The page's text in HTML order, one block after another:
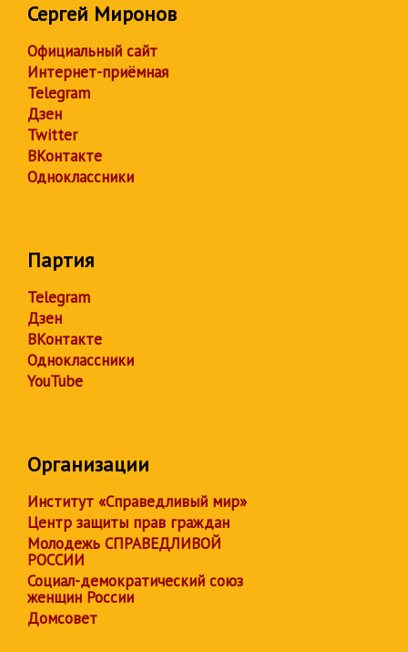
Сергей Миронов
Официальный сайт
Интернет-приёмная
Telegram
Дзен
Twitter
ВКонтакте
Одноклассники
Партия
Telegram
Дзен
ВКонтакте
Одноклассники
YouTube
Организации
Институт «Справедливый мир»
Центр защиты прав граждан
Молодежь СПРАВЕДЛИВОЙ
РОССИИ
Социал-демократический союз
женщин России
Домсовет